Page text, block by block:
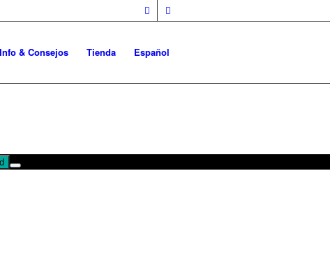
Info & Consejos Tienda Español